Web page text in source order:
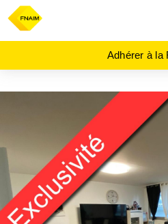
Adhérer à la
MARITIME
(76)
HAVRE
(76600)